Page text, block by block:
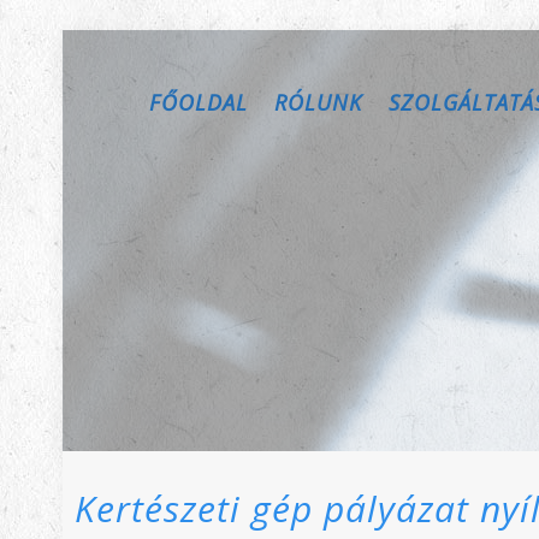
FŐOLDAL RÓLUNK
Kertészeti gép pályázat